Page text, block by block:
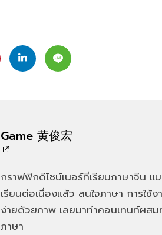
Game 黄俊宏
กราฟฟิกดีไซน์เนอร์ที่เรียนภาษาจีน
เรียนต่อเนื่องแล้ว สนใจภาษา การใช้งา
ง่ายด้วยภาพ เลยมาทำคอนเทนท์ผสม
ภาษา